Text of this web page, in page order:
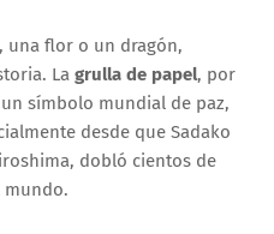
una flor o un dragón,
La grulla de papel, por
símbolo mundial de paz,
desde que Sadako
dobló cientos de
mundo.